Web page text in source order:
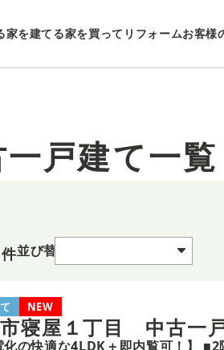
家を建てる家を買ってリフォームお客様
戸建て一覧
件並び替え
NEW
寝屋１丁目 中古一